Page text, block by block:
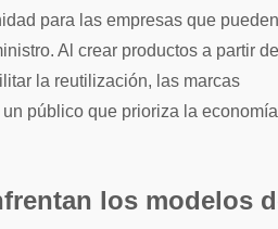
para las empresas que pueden
Al crear productos a partir de
la reutilización, las marcas
público que prioriza la economía
los modelos